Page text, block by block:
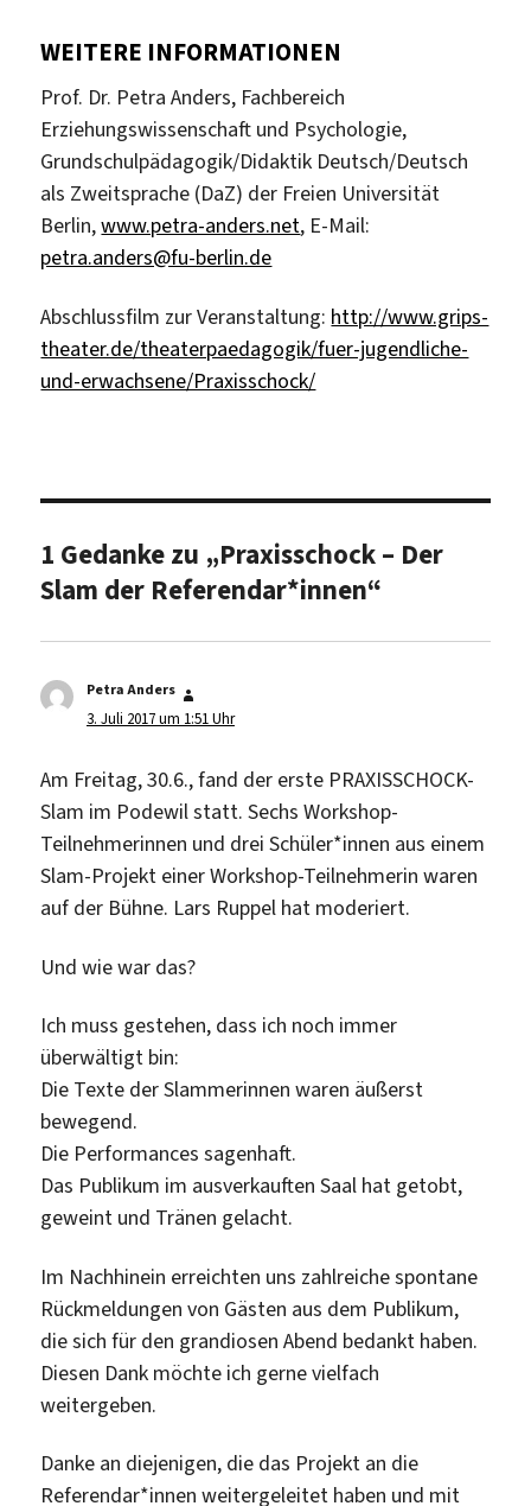
WEITERE INFORMATIONEN
Prof. Dr. Petra Anders, Fachbereich
Erziehungswissenschaft und Psychologie,
Grundschulpädagogik/Didaktik Deutsch/Deutsch
als Zweitsprache (DaZ) der Freien Universität
Berlin,www.petra-anders.net, E-Mail:
petra.anders@fu-berlin.de
Abschlussfilm zur Veranstaltung: http://www.grips-
theater.de/theaterpaedagogik/fuer-jugendliche-
und-erwachsene/Praxisschock/
1 Gedanke zu „Praxisschock – Der
Slam der Referendar*innen“
Petra Anders
3. Juli 2017 um 1:51 Uhr
Am Freitag, 30.6., fand der erste PRAXISSCHOCK-
Slam im Podewil statt. Sechs Workshop-
Teilnehmerinnen und drei Schüler*innen aus einem
Slam-Projekt einer Workshop-Teilnehmerin waren
auf der Bühne. Lars Ruppel hat moderiert.
Und wie war das?
Ich muss gestehen, dass ich noch immer
überwältigt bin:
Die Texte der Slammerinnen waren äußerst
bewegend.
Die Performances sagenhaft.
Das Publikum im ausverkauften Saal hat getobt,
geweint und Tränen gelacht.
Im Nachhinein erreichten uns zahlreiche spontane
Rückmeldungen von Gästen aus dem Publikum,
die sich für den grandiosen Abend bedankt haben.
Diesen Dank möchte ich gerne vielfach
weitergeben.
Danke an diejenigen, die das Projekt an die
Referendar*innen weitergeleitet haben und mit